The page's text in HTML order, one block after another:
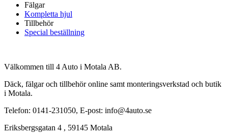
Fälgar
Kompletta hjul
Tillbehör
Special beställning
Välkommen till 4 Auto i Motala AB.
Däck, fälgar och tillbehör online samt monteringsverkstad och butik
i Motala.
Telefon: 0141-231050, E-post: info@4auto.se
Eriksbergsgatan 4 , 59145 Motala